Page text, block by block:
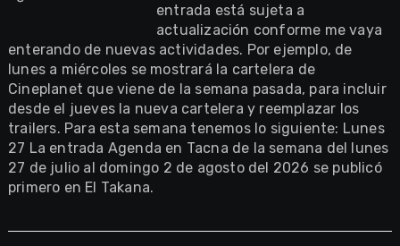
entrada está sujeta a
actualización conforme me vaya
enterando de nuevas actividades. Por ejemplo, de
lunes a miércoles se mostrará la cartelera de
Cineplanet que viene de la semana pasada, para incluir
desde el jueves la nueva cartelera y reemplazar los
trailers. Para esta semana tenemos lo siguiente: Lunes
27 La entrada Agenda en Tacna de la semana del lunes
27 de julio al domingo 2 de agosto del 2026 se publicó
primero en El Takana.